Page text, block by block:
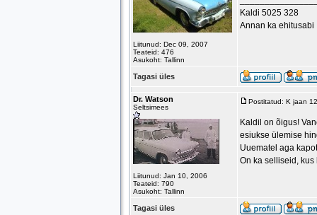
Liitunud: Dec 09, 2007
Teateid: 476
Asukoht: Tallinn
Kaldi 5025 328
Annan ka ehitusabi
Tagasi üles
Dr. Watson
Seltsimees
Liitunud: Jan 10, 2006
Teateid: 790
Asukoht: Tallinn
Postitatud: K jaan
Kaldil on õigus!
esiukse ülemise
Uuematel aga
On ka selliseid,
Tagasi üles